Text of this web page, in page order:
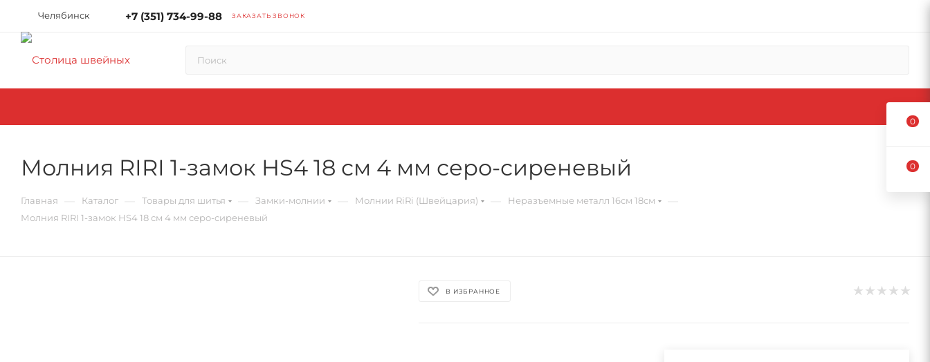
Челябинск +7 (351) 734-99-88 ЗАКАЗАТЬ ЗВОНОК
Молния RIRI 1-замок HS4 18 см 4 мм серо-сиреневый
Главная Каталог Товары для шитья Замки-молнии Молнии RiRi (Швейцария) Неразъемные металл 16см 18см
Молния RIRI 1-замок HS4 18 см 4 мм серо-сиреневый
В ИЗБРАННОЕ
0
0